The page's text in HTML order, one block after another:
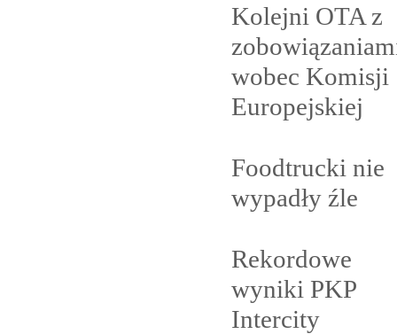
Kolejni OTA z
wobec Komisji
Europejskiej
Foodtrucki nie
wypadły źle
Rekordowe
wyniki PKP
Intercity